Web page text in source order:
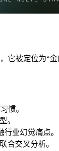
它被定位为“
惯。
。
业幻觉痛点。
合交叉分析。